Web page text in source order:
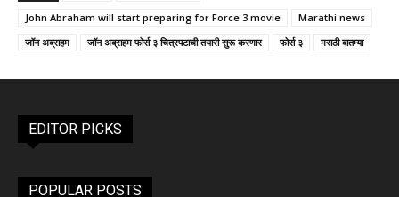
John Abraham will start preparing for Force 3 movie
Marathi news
जॉन अब्राहम
जॉन अब्राहम फोर्स ३ चित्रपटाची तयारी सुरू करणार फोर्स ३ मराठी बातम्या
EDITOR PICKS
POPULAR POSTS